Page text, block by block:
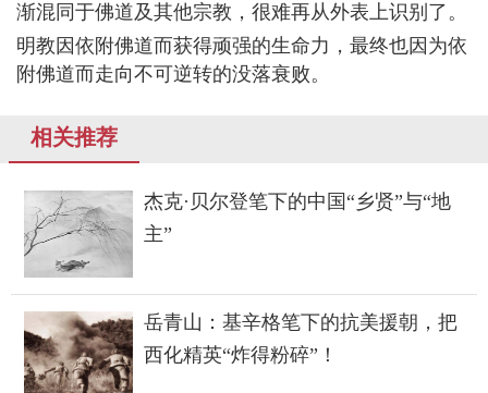
渐混同于佛道及其他宗教，很难再从外表上识别了。
明教因依附佛道而获得顽强的生命力，最终也因为依
附佛道而走向不可逆转的没落衰败。
相关推荐
杰克·贝尔登笔下的中国“乡贤”与“地
主”
岳青山：基辛格笔下的抗美援朝，把
西化精英“炸得粉碎”！